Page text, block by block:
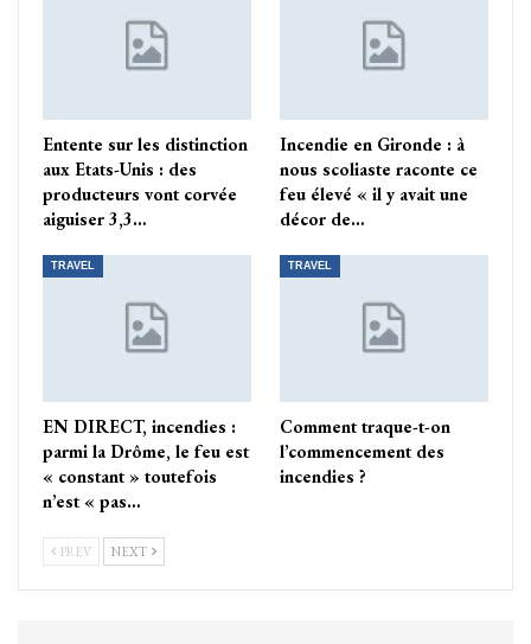
Entente sur les distinction
aux Etats-Unis : des
producteurs vont corvée
aiguiser 3,3…
Incendie en Gironde : à
nous scoliaste raconte ce
feu élevé « il y avait une
décor de…
TRAVEL
EN DIRECT, incendies :
parmi la Drôme, le feu est
« constant » toutefois
n’est « pas…
TRAVEL
Comment traque-t-on
l’commencement des
incendies ?
PREV NEXT